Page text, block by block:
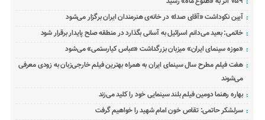
آیین نکوداشت «آقای صدا» در خانه‌ی هنرمندان ایران برگزار می‌شود
خاتمی: بعید می‌دانم اسرائیل به آسانی بگذارد در منطقه صلح پایدار برقرار شود
«موزه سینمای ایران» میزبان بزرگداشت «عباس کیارستمی» می‌شود
هفت فیلم مطرح سال سینمای ایران به همراه بهترین فیلم خارجی‌زبان به زودی معرفی
می‌شوند
بهاره رهنما دومین فیلم بلند سینمایی خود را کلید می‌زند
سرلشکر حاتمی: تقاص خون امام شهید را خواهیم گرفت